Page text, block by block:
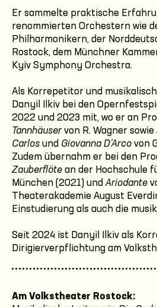
Er sammelte praktische
renommierten Orchestern wie
Philharmonikern, der
Rostock, dem Münchner
Kyiv Symphony Orchestra.
Als Korrepetitor und
Danyil Ilkiv bei den
2022 und 2023 mit, wo er an
Tannhäuservon R. Wagner sowie
Carlos und Giovanna D’Arco von
Zudem übernahm er bei den
Zauberflöte an der Hochschule
München (2021) undAriodante
Theaterakademie August
Einstudierung als auch die
Seit 2024 ist Danyil Ilkiv als
Dirigierverpflichtung am
Am Volkstheater Rostock: